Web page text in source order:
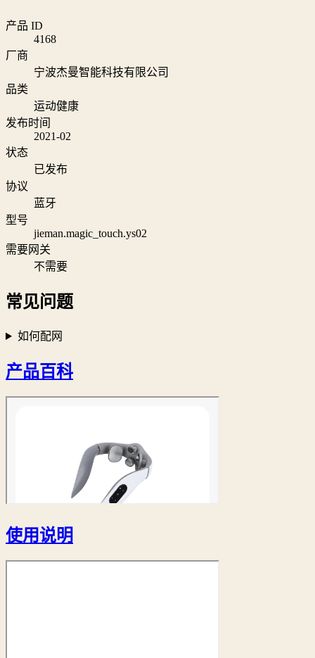
产品 ID
4168
厂商
宁波杰曼智能科技有限公司
品类
运动健康
发布时间
2021-02
状态
已发布
协议
蓝牙
型号
jieman.magic_touch.ys02
需要网关
不需要
常见问题
如何配网
产品百科
使用说明